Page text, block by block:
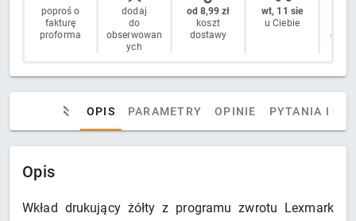
poproś o
fakturę
proforma
dodaj
do
obserwowan
ych
od 8,99 zł
koszt
dostawy
wt, 11 sie
u Ciebie
OPIS PARAMETRY OPINIE PYTANIA I
Opis
Wkład drukujący żółty z programu zwrotu Lexmark